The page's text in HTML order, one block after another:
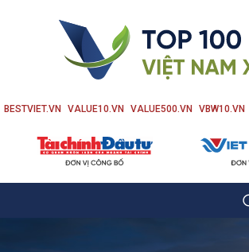
BESTVIET.VN VALUE10.VN VALUE500.VN VBW10.VN